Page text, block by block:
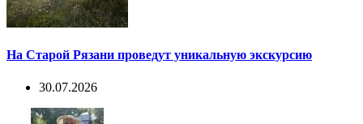
На Старой Рязани проведут уникальную экскурсию
30.07.2026